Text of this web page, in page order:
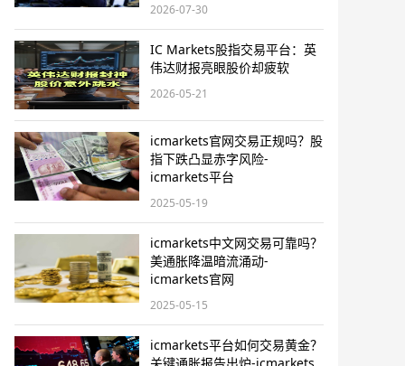
2026-07-30
IC Markets股指交易平台：英
伟达财报亮眼股价却疲软
2026-05-21
icmarkets官网交易正规吗？股
指下跌凸显赤字风险-
icmarkets平台
2025-05-19
icmarkets中文网交易可靠吗？
美通胀降温暗流涌动-
icmarkets官网
2025-05-15
icmarkets平台如何交易黄金？